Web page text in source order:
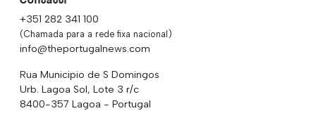
+351 282 341 100
(Chamada para a rede fixa nacional)
info@theportugalnews.com
Rua Municipio de S Domingos
Urb. Lagoa Sol, Lote 3 r/c
8400-357 Lagoa - Portugal